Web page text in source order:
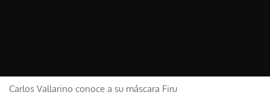
Carlos Vallarino conoce a su máscara Firu